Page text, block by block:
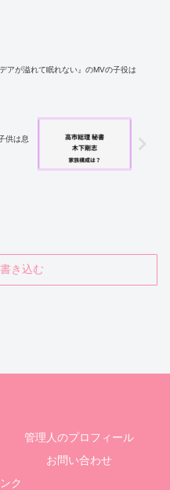
アが溢れて眠れない』のMVの子役は
供は息
き込む
管理人のプロフィール
お問い合わせ
ク